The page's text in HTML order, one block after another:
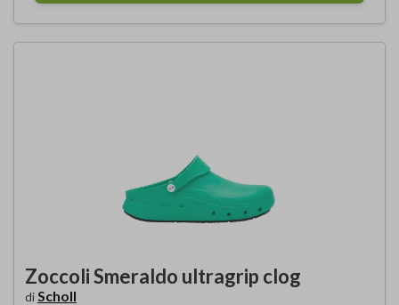
Zoccoli Smeraldo ultragrip clog
diScholl